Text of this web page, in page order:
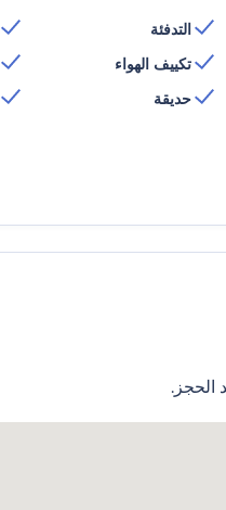
التدفئة
تكييف الهواء
حديقة
الحجز.